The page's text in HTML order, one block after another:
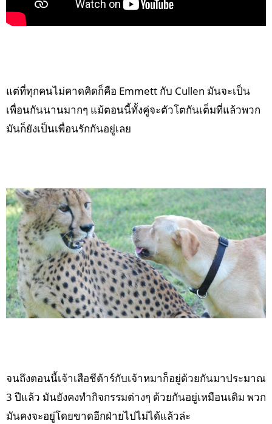
แต่ที่ทุกคนไม่คาดคิดก็คือ Emmett กับ Cullen มันจะเป็น
เพื่อนกันนานมากๆ แม้ตอนนี้ทั้งคู่จะตัวโตกันเต็มที่แล้วพวก
มันก็ยังเป็นเพื่อนรักกันอยู่เลย
จนถึงตอนนี้เจ้าเสือชีต้าร์กับเจ้าหมาก็อยู่ด้วยกันมาประมาณ
3 ปีแล้ว มันยังคงทำกิจกรรมต่างๆ ด้วยกันอยู่เหมือนเดิม พวก
มันคงจะอยู่โดยขาดอีกฝ่ายไปไม่ได้แล้วล่ะ